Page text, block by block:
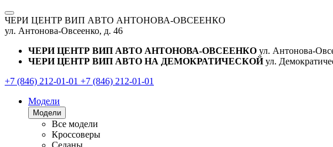
ЧЕРИ ЦЕНТР ВИП АВТО АНТОНОВА-ОВСЕЕНКО
ул. Антонова-Овсеенко, д. 46
ЧЕРИ ЦЕНТР ВИП АВТО АНТОНОВА-ОВСЕЕНКО ул. Антонова-
ЧЕРИ ЦЕНТР ВИП АВТО НА ДЕМОКРАТИЧЕСКОЙ ул.
+7 (846) 212-01-01 +7 (846) 212-01-01
Модели
Модели
Все модели
Кроссоверы
Седаны